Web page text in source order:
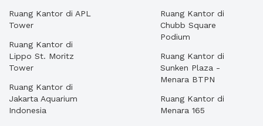
Ruang Kantor di APL
Tower
Ruang Kantor di
Lippo St. Moritz
Tower
Ruang Kantor di
Jakarta Aquarium
Indonesia
Ruang Kantor di
Chubb Square
Podium
Ruang Kantor di
Sunken Plaza -
Menara BTPN
Ruang Kantor di
Menara 165